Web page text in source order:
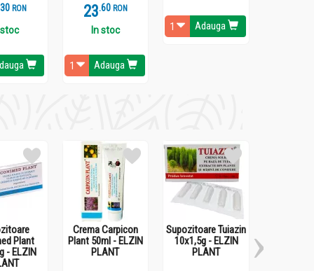
cât și pe cutie.
3 RON 23.6 RON
In stoc
Adauga
Adauga
Plant
- ELZIN
Crema Carpicon
Plant 50ml - ELZIN
PLANT
Supozitoare Tuiazin
10x1,5g - ELZIN
PLANT